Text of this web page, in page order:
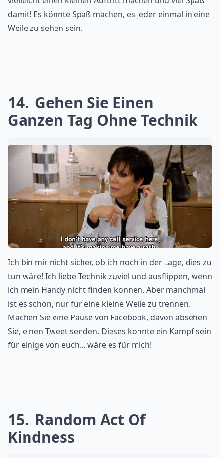
damit! Es könnte Spaß machen, es jeder einmal in eine
Weile zu sehen sein.
14 Gehen Sie Einen
Ganzen Tag Ohne Technik
Ich bin mir nicht sicher, ob ich noch in der Lage, dies zu
tun wäre! Ich liebe Technik zuviel und ausflippen, wenn
ich mein Handy nicht finden können. Aber manchmal
ist es schön, nur für eine kleine Weile zu trennen.
Machen Sie eine Pause von Facebook, davon absehen
Sie, einen Tweet senden. Dieses konnte ein Kampf sein
für einige von euch... wäre es für mich!
15 Random Act Of
Kindness